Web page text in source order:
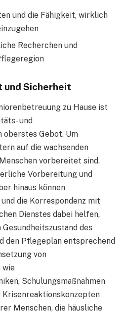
und die Fähigkeit, wirklich
Recherchen und
Sicherheit
zu Hause ist
und
oberstes Gebot. Um
auf die wachsenden
vorbereitet sind,
Vorbereitung und
hinaus können
die Korrespondenz mit
Dienstes dabei helfen,
des
den Pflegeplan entsprechend
von
wie
Schulungsmaßnahmen
Menschen, die häusliche